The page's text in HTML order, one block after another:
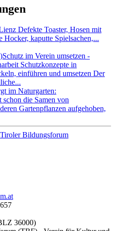
Defekte Toaster, Hosen mit
Hocker, kaputte Spielsachen,...
im Verein umsetzen -
Schutzkonzepte in
einführen und umsetzen Der
im Naturgarten:
schon die Samen von
Gartenpflanzen aufgehoben,
36000)